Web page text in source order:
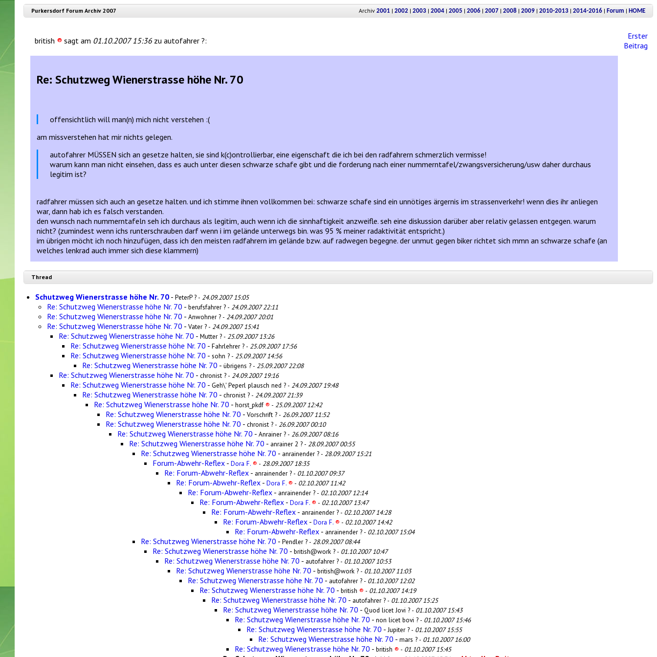
Purkersdorf Forum Archiv 2007 Archiv 2001 | 2002 | 2003 | 2004 | 2005 | 2006 | 2007 | 2008 | 2009 | 2010-2013 | 2014-2016 | Forum | HOME
british ® sagt am 01.10.2007 15:36zu autofahrer ?:
Erster
Beitrag
Re: Schutzweg Wienerstrasse höhe Nr. 70
offensichtlich will man(n) mich nicht verstehen :(
am missverstehen hat mir nichts gelegen.
autofahrer MÜSSEN sich an gesetze halten, sie sind k(c)ontrollierbar, eine eigenschaft die ich bei den radfahrern schmerzlich vermisse!
warum kann man nicht einsehen, dass es auch unter diesen schwarze schafe gibt und die forderung nach einer nummerntafel/zwangsversicherung/usw daher durchaus
legitim ist?
radfahrer müssen sich auch an gesetze halten. und ich stimme ihnen vollkommen bei: schwarze schafe sind ein unnötiges ärgernis im strassenverkehr! wenn dies ihr anliegen
war, dann hab ich es falsch verstanden.
den wunsch nach nummerntafeln seh ich durchaus als legitim, auch wenn ich die sinnhaftigkeit anzweifle. seh eine diskussion darüber aber relativ gelassen entgegen. warum
nicht? (zumindest wenn ichs runterschrauben darf wenn i im gelände unterwegs bin. was 95 % meiner radaktivität entspricht.)
im übrigen möcht ich noch hinzufügen, dass ich den meisten radfahrern im gelände bzw. auf radwegen begegne. der unmut gegen biker richtet sich mmn an schwarze schafe (an
welches lenkrad auch immer sich diese klammern)
Thread
Schutzweg Wienerstrasse höhe Nr. 70 - PeterP ? - 24.09.2007 15:05
Re: Schutzweg Wienerstrasse höhe Nr. 70 - berufsfahrer ? - 24.09.2007 22:11
Re: Schutzweg Wienerstrasse höhe Nr. 70 - Anwohner ? - 24.09.2007 20:01
Re: Schutzweg Wienerstrasse höhe Nr. 70 - Vater ? - 24.09.2007 15:41
Re: Schutzweg Wienerstrasse höhe Nr. 70 - Mutter ? - 25.09.2007 13:26
Re: Schutzweg Wienerstrasse höhe Nr. 70 - Fahrlehrer ? - 25.09.2007 17:56
Re: Schutzweg Wienerstrasse höhe Nr. 70 - sohn ? - 25.09.2007 14:56
Re: Schutzweg Wienerstrasse höhe Nr. 70 - übrigens ? - 25.09.2007 22:08
Re: Schutzweg Wienerstrasse höhe Nr. 70 - chronist ? - 24.09.2007 19:16
Re: Schutzweg Wienerstrasse höhe Nr. 70 - Geh\' Peperl plausch ned ? - 24.09.2007 19:48
Re: Schutzweg Wienerstrasse höhe Nr. 70 - chronist ? - 24.09.2007 21:39
Re: Schutzweg Wienerstrasse höhe Nr. 70 - horst_pkdf® - 25.09.2007 12:42
Re: Schutzweg Wienerstrasse höhe Nr. 70 - Vorschrift ? - 26.09.2007 11:52
Re: Schutzweg Wienerstrasse höhe Nr. 70 - chronist ? - 26.09.2007 00:10
Re: Schutzweg Wienerstrasse höhe Nr. 70 - Anrainer ? - 26.09.2007 08:16
Re: Schutzweg Wienerstrasse höhe Nr. 70 - anrainer 2 ? - 28.09.2007 00:55
Re: Schutzweg Wienerstrasse höhe Nr. 70 - anrainender ? - 28.09.2007 15:21
Forum-Abwehr-Reflex - Dora F. ® - 28.09.2007 18:35
Re: Forum-Abwehr-Reflex - anrainender ? - 01.10.2007 09:37
Re: Forum-Abwehr-Reflex - Dora F. ® - 02.10.2007 11:42
Re: Forum-Abwehr-Reflex - anrainender ? - 02.10.2007 12:14
Re: Forum-Abwehr-Reflex - Dora F. ® - 02.10.2007 13:47
Re: Forum-Abwehr-Reflex - anrainender ? - 02.10.2007 14:28
Re: Forum-Abwehr-Reflex - Dora F. ® - 02.10.2007 14:42
Re: Forum-Abwehr-Reflex - anrainender ? - 02.10.2007 15:04
Re: Schutzweg Wienerstrasse höhe Nr. 70 - Pendler ? - 28.09.2007 08:44
Re: Schutzweg Wienerstrasse höhe Nr. 70 - british@work ? - 01.10.2007 10:47
Re: Schutzweg Wienerstrasse höhe Nr. 70 - autofahrer ? - 01.10.2007 10:53
Re: Schutzweg Wienerstrasse höhe Nr. 70 - british@work ? - 01.10.2007 11:03
Re: Schutzweg Wienerstrasse höhe Nr. 70 - autofahrer ? - 01.10.2007 12:02
Re: Schutzweg Wienerstrasse höhe Nr. 70 - british ® - 01.10.2007 14:19
Re: Schutzweg Wienerstrasse höhe Nr. 70 - autofahrer ? - 01.10.2007 15:25
Re: Schutzweg Wienerstrasse höhe Nr. 70 - Quod licet Jovi ? - 01.10.2007 15:43
Re: Schutzweg Wienerstrasse höhe Nr. 70 - non licet bovi ? - 01.10.2007 15:46
Re: Schutzweg Wienerstrasse höhe Nr. 70 - Jupiter ? - 01.10.2007 15:55
Re: Schutzweg Wienerstrasse höhe Nr. 70 - mars ? - 01.10.2007 16:00
Re: Schutzweg Wienerstrasse höhe Nr. 70 - british ® - 01.10.2007 15:45